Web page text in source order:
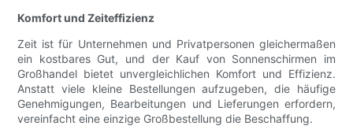
Komfort und Zeiteffizienz
Zeit ist für Unternehmen und Privatpersonen gleichermaßen
ein kostbares Gut, und der Kauf von Sonnenschirmen im
Großhandel bietet unvergleichlichen Komfort und Effizienz.
Anstatt viele kleine Bestellungen aufzugeben, die häufige
Genehmigungen, Bearbeitungen und Lieferungen erfordern,
vereinfacht eine einzige Großbestellung die Beschaffung.